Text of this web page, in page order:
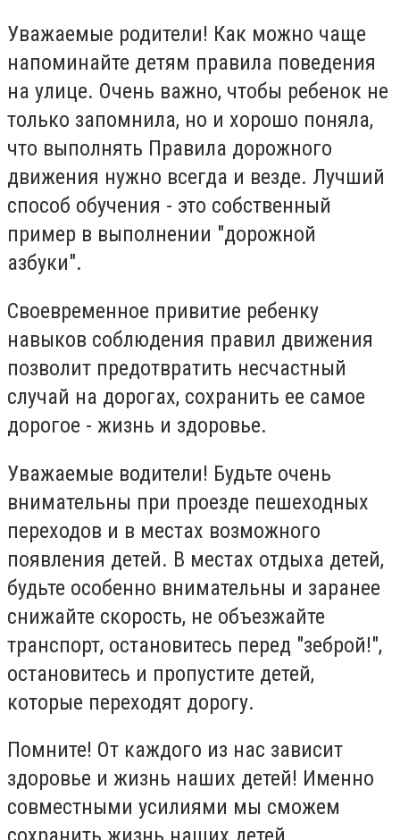
Уважаемые родители! Как можно чаще
напоминайте детям правила поведения
на улице. Очень важно, чтобы ребенок не
только запомнила, но и хорошо поняла,
что выполнять Правила дорожного
движения нужно всегда и везде. Лучший
способ обучения - это собственный
пример в выполнении "дорожной
азбуки".
Своевременное привитие ребенку
навыков соблюдения правил движения
позволит предотвратить несчастный
случай на дорогах, сохранить ее самое
дорогое - жизнь и здоровье.
Уважаемые водители! Будьте очень
внимательны при проезде пешеходных
переходов и в местах возможного
появления детей. В местах отдыха детей,
будьте особенно внимательны и заранее
снижайте скорость, не объезжайте
транспорт, остановитесь перед "зеброй!",
остановитесь и пропустите детей,
которые переходят дорогу.
Помните! От каждого из нас зависит
здоровье и жизнь наших детей! Именно
совместными усилиями мы сможем